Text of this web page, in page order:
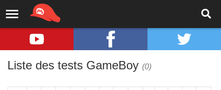
Liste des tests GameBoy (0)